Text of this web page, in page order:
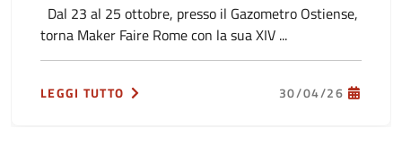
Dal 23 al 25 ottobre, presso il Gazometro Ostiense,
torna Maker Faire Rome con la sua XIV ...
LEGGI TUTTO 30/04/26